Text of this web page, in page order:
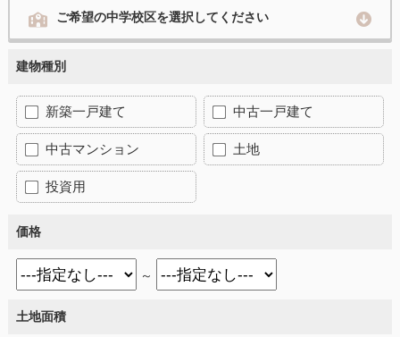
ご希望の中学校区を選択してください
建物種別
新築一戸建て 中古一戸建て
中古マンション 土地
投資用
価格
～
土地面積